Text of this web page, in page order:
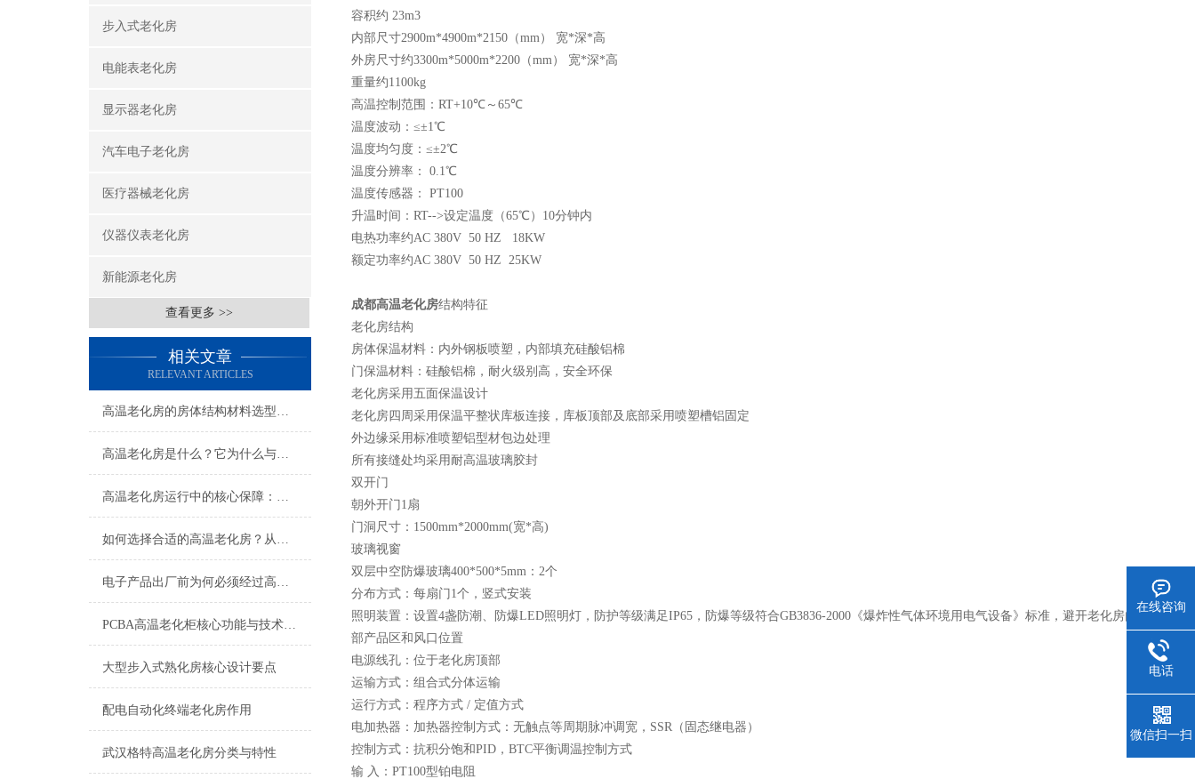
步入式老化房
电能表老化房
显示器老化房
汽车电子老化房
医疗器械老化房
仪器仪表老化房
新能源老化房
查看更多 >>
相关文章
RELEVANT ARTICLES
高温老化房的房体结构材料选型及作用
高温老化房是什么？它为什么与电子行业息息相关
高温老化房运行中的核心保障：安全防护系统的重要性
如何选择合适的高温老化房？从需求到落地的6步选型指南
电子产品出厂前为何必须经过高温老化房检测？
PCBA高温老化柜核心功能与技术特性
大型步入式熟化房核心设计要点
配电自动化终端老化房作用
武汉格特高温老化房分类与特性
容积约 23m3
内部尺寸2900m*4900m*2150（mm） 宽*深*高
外房尺寸约3300m*5000m*2200（mm） 宽*深*高
重量约1100kg
高温控制范围：RT+10℃～65℃
温度波动：≤±1℃
温度均匀度：≤±2℃
温度分辨率： 0.1℃
温度传感器： PT100
升温时间：RT-->设定温度（65℃）10分钟内
电热功率约AC 380V 50 HZ 18KW
额定功率约AC 380V 50 HZ 25KW
成都高温老化房结构特征
老化房结构
房体保温材料：内外钢板喷塑，内部填充硅酸铝棉
门保温材料：硅酸铝棉，耐火级别高，安全环保
老化房采用五面保温设计
老化房四周采用保温平整状库板连接，库板顶部及底部采用喷塑槽铝固定
外边缘采用标准喷塑铝型材包边处理
所有接缝处均采用耐高温玻璃胶封
双开门
朝外开门1扇
门洞尺寸：1500mm*2000mm(宽*高)
玻璃视窗
双层中空防爆玻璃400*500*5mm：2个
分布方式：每扇门1个，竖式安装
照明装置：设置4盏防潮、防爆LED照明灯，防护等级满足IP65，防爆等级符合GB3836-2000《爆炸性气体环境用电气设备》标准，避开老化房内
部产品区和风口位置
电源线孔：位于老化房顶部
运输方式：组合式分体运输
运行方式：程序方式 / 定值方式
电加热器：加热器控制方式：无触点等周期脉冲调宽，SSR（固态继电器）
控制方式：抗积分饱和PID，BTC平衡调温控制方式
输 入：PT100型铂电阻
在线咨询
电话
微信扫一扫